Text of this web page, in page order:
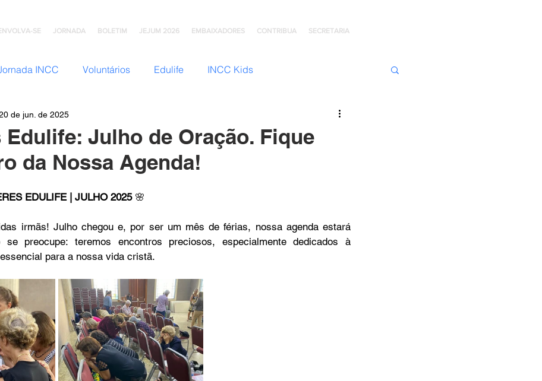
ENVOLVA-SE JORNADA BOLETIM JEJUM 2026 EMBAIXADORES CONTRIBUA SECRETARIA
INCC Voluntários Edulife INCC Kids
JNI (Jovens)
Testemunhos Grupo Ana Brasil
Artesanato INCC ACORD
Bazar Missionário
Edulife: Julho de Oração. Fique
da Nossa Agenda!
de jun. de 2025
EDULIFE | JULHO 2025 🌸
para a nossa vida cristã.